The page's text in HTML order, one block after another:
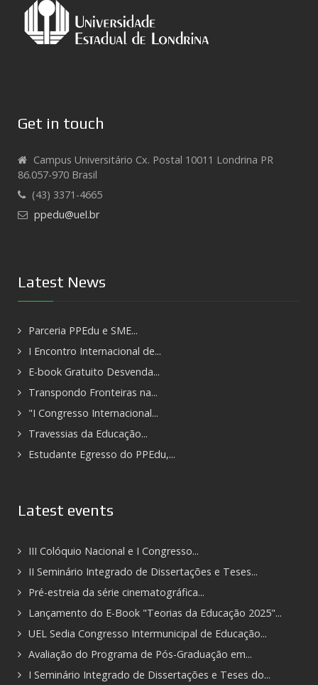
Get in touch
Campus Universitário Cx. Postal 10011 Londrina PR
86.057-970 Brasil
(43) 3371-4665
ppedu@uel.br
Latest News
Parceria PPEdu e SME...
I Encontro Internacional de...
E-book Gratuito Desvenda...
Transpondo Fronteiras na...
"I Congresso Internacional...
Travessias da Educação...
Estudante Egresso do PPEdu,...
Latest events
III Colóquio Nacional e I Congresso...
II Seminário Integrado de Dissertações e Teses...
Pré-estreia da série cinematográfica...
Lançamento do E-Book "Teorias da Educação 2025"...
UEL Sedia Congresso Intermunicipal de Educação...
Avaliação do Programa de Pós-Graduação em...
I Seminário Integrado de Dissertações e Teses do...